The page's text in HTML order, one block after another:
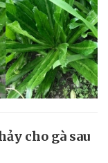
cho gà sau